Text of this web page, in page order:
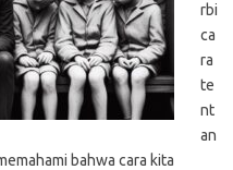
rbi
ca
ra
te
nt
an
bahwa cara kita